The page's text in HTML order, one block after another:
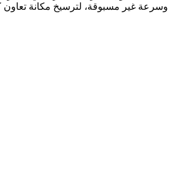
وسرعة غير مسبوقة، لترسيخ مكانة تعاون